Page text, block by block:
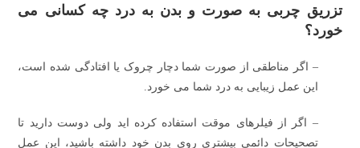
تزریق چربی به صورت و بدن به درد چه کسانی می
خورد؟
– اگر مناطقی از صورت شما دچار چروک یا افتادگی شده است،
این عمل زیبایی به درد شما می خورد.
– اگر از فیلرهای موقت استفاده کرده اید ولی دوست دارید تا
تصحیحات دائمی بیشتری روی بدن خود داشته باشید، این عمل